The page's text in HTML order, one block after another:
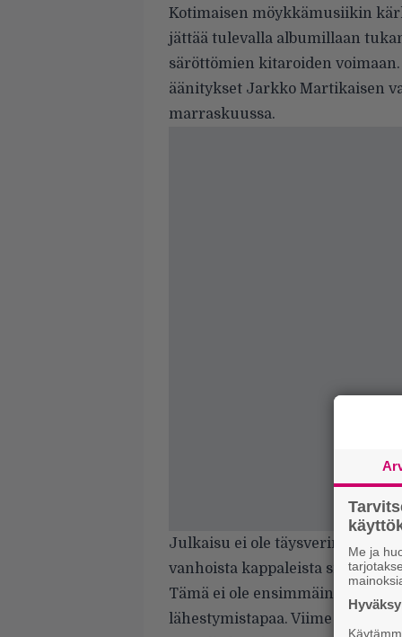
Kotimaisen möykkämusiikin
jättää tulevalla albumillaan
säröttömien kitaroiden
äänitykset Jarkko Martikaisen
marraskuussa.
Julkaisu ei ole täysverinen uusi
vanhoista kappaleista sisältävä
Tämä ei ole ensimmäinen kerta,
lähestymistapaa. Viime vuonna
Me ja